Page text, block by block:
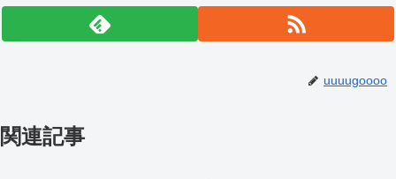
uuuugoooo
関連記事